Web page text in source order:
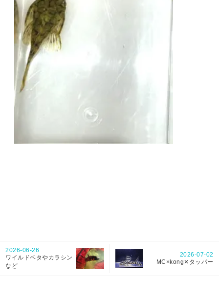
2026-06-26
ワイルドベタやカラシン
など
2026-07-02
MC×kong✕タッパー